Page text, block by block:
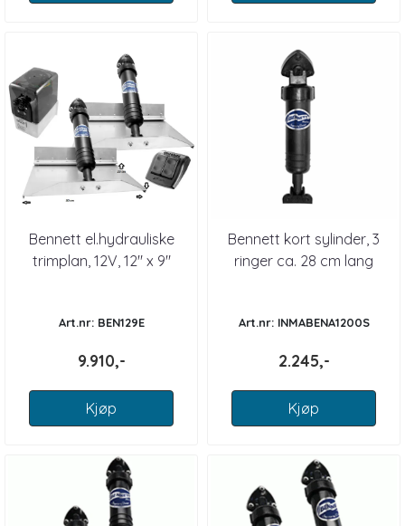
Bennett el.hydrauliske
trimplan, 12V, 12" x 9"
Art.nr: BEN129E
9.910,-
Kjøp
Bennett kort sylinder, 3
ringer ca. 28 cm lang
Art.nr: INMABENA1200S
2.245,-
Kjøp